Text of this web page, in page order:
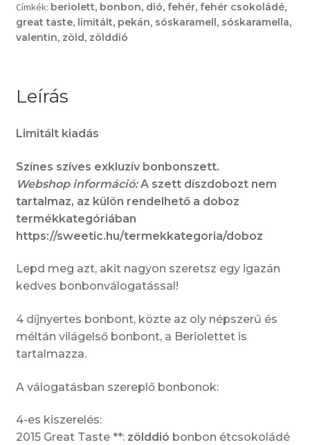
(csak
bonbon)
-
-
-
különböző
szív
bonbon
fehér
kapszliban
Címkék: beriolett, bonbon, dió, fehér, fehér csokoládé,
great taste, limitált, pekán, sóskaramell , sóskaramella,
valentin, zöld, zölddió
Leírás
Limitált kiadás
Színes szíves exkluzív bonbonszett.
Webshop információ:A szett díszdobozt nem
tartalmaz, az külön rendelhető a doboz
termékkategóriában
https://sweetic.hu/termekkategoria/doboz
Lepd meg azt, akit nagyon szeretsz egy igazán
kedves bonbonválogatással!
4 díjnyertes bonbont, közte az oly népszerű és
méltán világelső bonbont, a Beriolettet is
tartalmazza.
A válogatásban szereplő bonbonok:
4-es kiszerelés:
2015 Great Taste **: zölddió bonbon étcsokoládé